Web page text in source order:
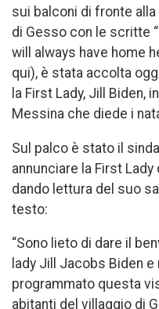
sui balconi di fronte
di Gesso con le scritte
will always have home
qui), è stata accolta
la First Lady, Jill Biden,
Messina che diede i
Sul palco è stato il
annunciare la First Lady
dando lettura del suo
testo:
“Sono lieto di dare il
lady Jill Jacobs Biden
programmato questa
abitanti del villaggio di